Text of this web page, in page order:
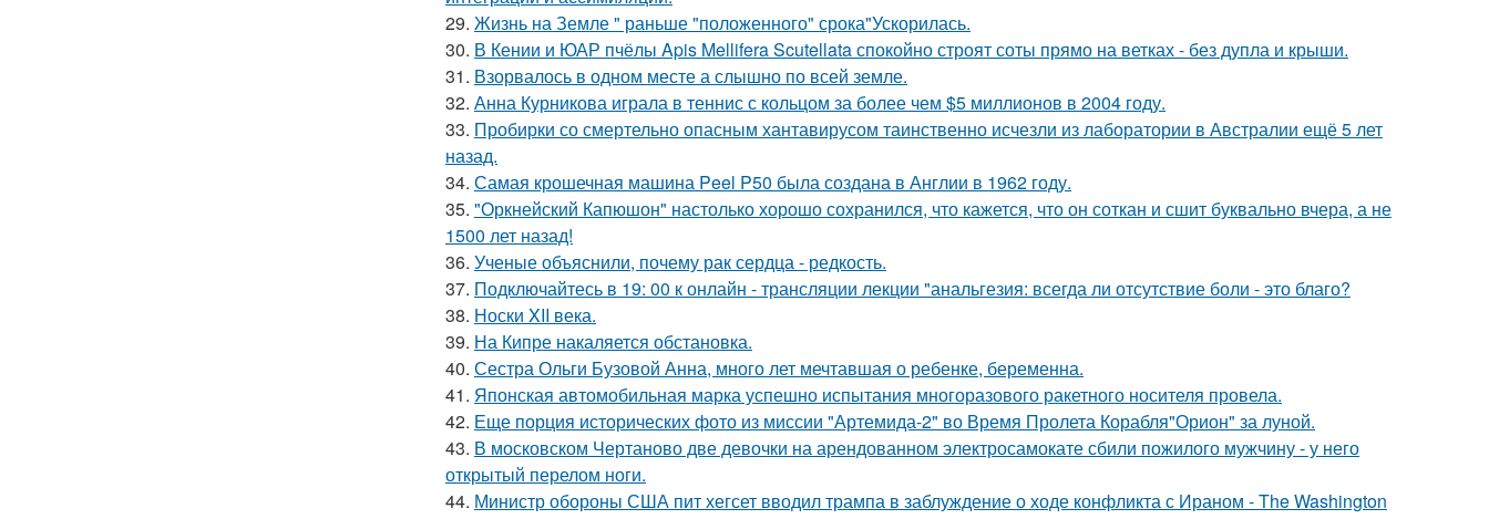
29. Жизнь на Земле " раньше "положенного" срока"Ускорилась.
30. В Кении и ЮАР пчёлы Apis Mellifera Scutellata спокойно строят соты прямо на ветках - без дупла и крыши.
31. Взорвалось в одном месте а слышно по всей земле.
32. Анна Курникова играла в теннис с кольцом за более чем $5 миллионов в 2004 году.
33. Пробирки со смертельно опасным хантавирусом таинственно исчезли из лаборатории в Австралии ещё 5 лет
назад.
34. Самая крошечная машина Peel P50 была создана в Англии в 1962 году.
35. "Оркнейский Капюшон" настолько хорошо сохранился, что кажется, что он соткан и сшит буквально вчера, а не
1500 лет назад!
36. Ученые объяснили, почему рак сердца - редкость.
37. Подключайтесь в 19: 00 к онлайн - трансляции лекции "анальгезия: всегда ли отсутствие боли - это благо?
38. Носки XII века.
39. На Кипре накаляется обстановка.
40. Сестра Ольги Бузовой Анна, много лет мечтавшая о ребенке, беременна.
41. Японская автомобильная марка успешно испытания многоразового ракетного носителя провела.
42. Еще порция исторических фото из миссии "Артемида-2" во Время Пролета Корабля"Орион" за луной.
43. В московском Чертаново две девочки на арендованном электросамокате сбили пожилого мужчину - у него
открытый перелом ноги.
44. Министр обороны США пит хегсет вводил трампа в заблуждение о ходе конфликта с Ираном - The Washington